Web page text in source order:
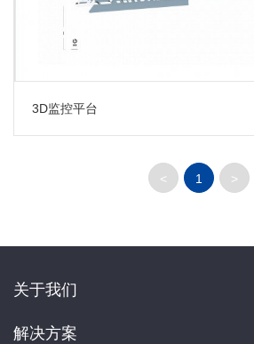
3D监控平台
< 1 >
关于我们
解决方案